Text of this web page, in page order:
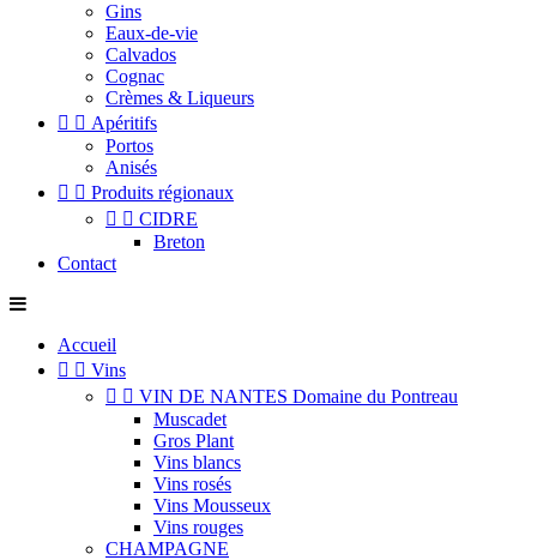
Gins
Eaux-de-vie
Calvados
Cognac
Crèmes & Liqueurs
  Apéritifs
Portos
Anisés
  Produits régionaux
  CIDRE
Breton
Contact
Accueil
  Vins
  VIN DE NANTES Domaine du Pontreau
Muscadet
Gros Plant
Vins blancs
Vins rosés
Vins Mousseux
Vins rouges
CHAMPAGNE